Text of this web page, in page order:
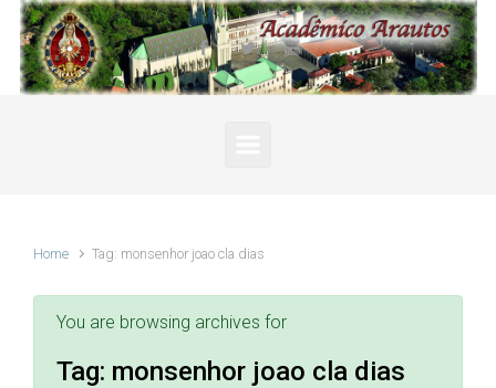
Skip to main content
Home Tag: monsenhor joao cla dias
You are browsing archives for
Tag: monsenhor joao cla dias